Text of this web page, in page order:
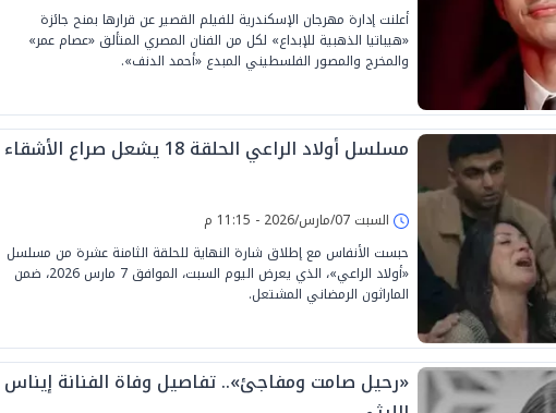
أعلنت إدارة مهرجان الإسكندرية للفيلم القصير عن قرارها بمنح جائزة
«هيباتيا الذهبية للإبداع» لكل من الفنان المصري المتألق «عصام عمر»
والمخرج والمصور الفلسطيني المبدع «أحمد الدنف».
مسلسل أولاد الراعي الحلقة 18 يشعل صراع الأشقاء
السبت 07/مارس/2026 - 11:15 م
حبست الأنفاس مع إطلاق شارة النهاية للحلقة الثامنة عشرة من مسلسل
«أولاد الراعي»، الذي يعرض اليوم السبت، الموافق 7 مارس 2026، ضمن
الماراثون الرمضاني المشتعل.
«رحيل صامت ومفاجئ».. تفاصيل وفاة الفنانة إيناس